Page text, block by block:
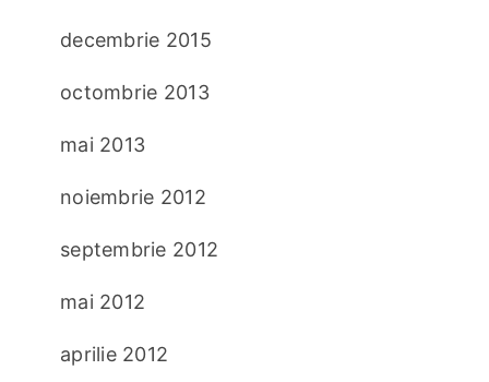
decembrie 2015
octombrie 2013
mai 2013
noiembrie 2012
septembrie 2012
mai 2012
aprilie 2012